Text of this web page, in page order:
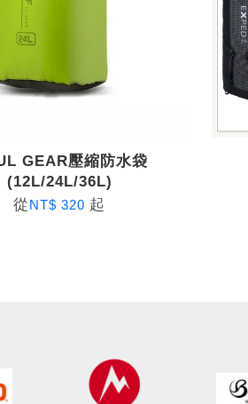
GEAR壓縮防水袋
(12L/24L/36L)
從NT$ 320 起